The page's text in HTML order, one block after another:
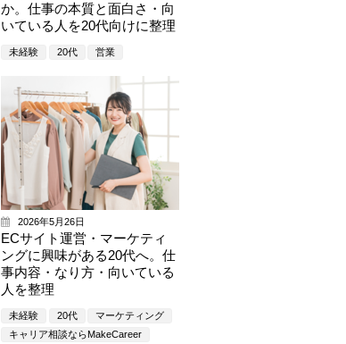
か。仕事の本質と面白さ・向
いている人を20代向けに整理
未経験 20代 営業
2026年5月26日
ECサイト運営・マーケティ
ングに興味がある20代へ。仕
事内容・なり方・向いている
人を整理
未経験 20代
マーケティング
キャリア相談ならMakeCareer